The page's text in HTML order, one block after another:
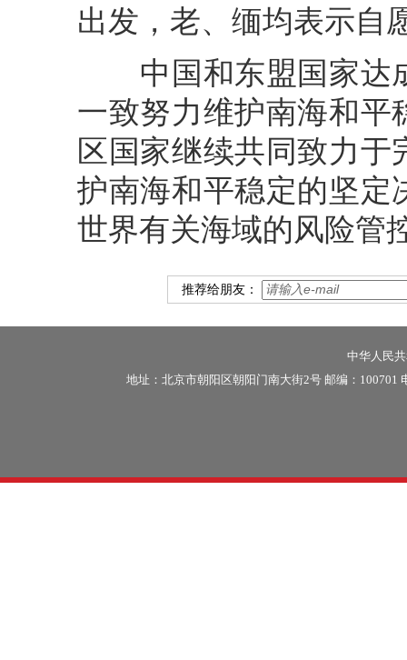
出发，老、缅均表示自
中国和东盟国家达
一致努力维护南海和平
区国家继续共同致力
护南海和平稳定的坚定
世界有关海域的风险管
推荐给朋友：
中华人民
地址：北京市朝阳区朝阳门南大街2号 邮编：100701